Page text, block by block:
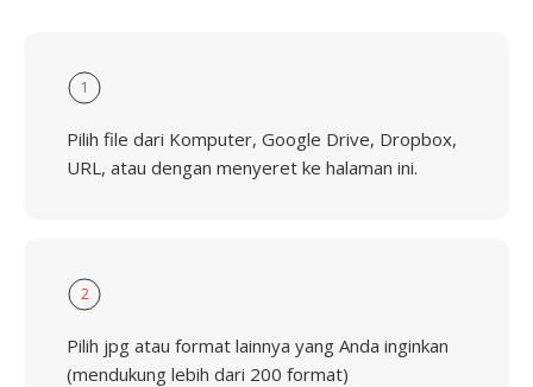
1
Pilih file dari Komputer, Google Drive, Dropbox,
URL, atau dengan menyeret ke halaman ini.
2
Pilih jpg atau format lainnya yang Anda inginkan
(mendukung lebih dari 200 format)